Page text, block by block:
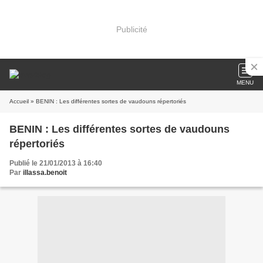
Publicité
MENU
Accueil » BENIN : Les différentes sortes de vaudouns répertoriés
BENIN : Les différentes sortes de vaudouns
répertoriés
Publié le 21/01/2013 à 16:40
Par illassa.benoit